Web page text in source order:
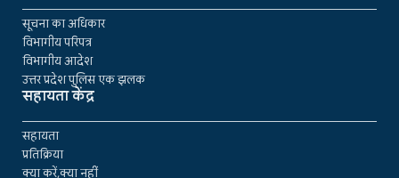
सूचना का अधिकार
विभागीय परिपत्र
विभागीय आदेश
उत्तर प्रदेश पुलिस एक झलक
सहायता केंद्र
सहायता
प्रतिक्रिया
क्या करें,क्या नहीं